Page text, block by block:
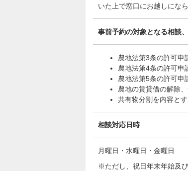
いた上で窓口にお越しにな
事前予約の対象となる相談
農地法第3条の許可申
農地法第4条の許可申
農地法第5条の許可申
農地の賃貸借の解除
共有物分割を内容と
相談対応日時
月曜日・水曜日・金曜日
※ただし、祝日年末年始及